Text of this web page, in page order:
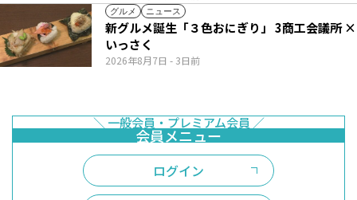
グルメ ニュース
2026年8月7日 - 3日前
新グルメ誕生「３色おにぎり」 3商工会議所 ×
いっさく
ログイン